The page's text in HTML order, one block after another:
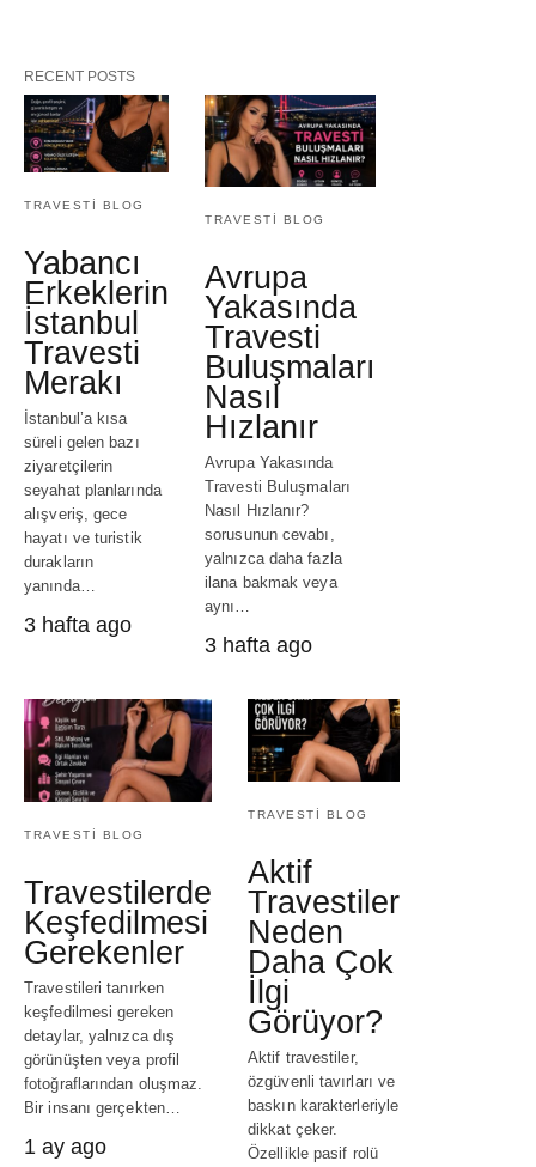
RECENT POSTS
TRAVESTI BLOG
Yabancı
Erkeklerin
İstanbul
Travesti
Merakı
İstanbul’a kısa
süreli gelen bazı
ziyaretçilerin
seyahat planlarında
alışveriş, gece
hayatı ve turistik
durakların
yanında…
3 hafta ago
TRAVESTI BLOG
Avrupa
Yakasında
Travesti
Buluşmaları
Nasıl
Hızlanır
Avrupa Yakasında
Travesti Buluşmaları
Nasıl Hızlanır?
sorusunun cevabı,
yalnızca daha fazla
ilana bakmak veya
aynı…
3 hafta ago
TRAVESTI BLOG
Travestilerde
Keşfedilmesi
Gerekenler
Travestileri tanırken
keşfedilmesi gereken
detaylar, yalnızca dış
görünüşten veya profil
fotoğraflarından oluşmaz.
Bir insanı gerçekten…
1 ay ago
TRAVESTI BLOG
Aktif
Travestiler
Neden
Daha Çok
İlgi
Görüyor?
Aktif travestiler,
özgüvenli tavırları ve
baskın karakterleriyle
dikkat çeker.
Özellikle pasif rolü